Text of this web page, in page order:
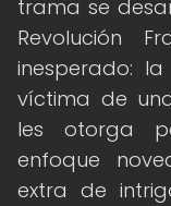
trama se
Revolución
inesperado:
víctima de
les otorga
enfoque
extra de